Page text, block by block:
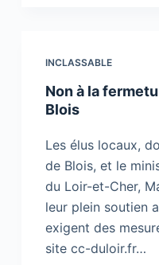
INCLASSABLE
Non à la
Blois
Les élus locaux,
de Blois, et le
du Loir-et-Cher,
leur plein soutien
exigent des
site cc-duloir.fr…